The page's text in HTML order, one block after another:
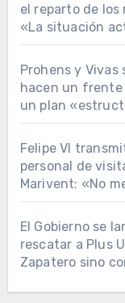
el reparto de los
«La situación
Prohens y
hacen un frente
un plan
Felipe VI
personal de
Marivent: «No
El Gobierno se
rescatar a Plus
Zapatero sino